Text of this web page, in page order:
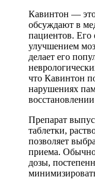
Кавинтон — это
обсуждают в
пациентов. Его
улучшением
делает его
что Кавинтон
нарушениях
Препарат
таблетки,
позволяет
приема. Обычно
дозы,